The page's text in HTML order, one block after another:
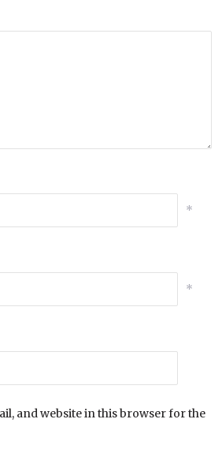
*
*
and website in this browser for the